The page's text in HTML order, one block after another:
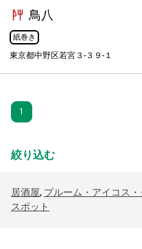
鳥八
紙巻き
東京都中野区若宮３-３９-１
1
絞り込む
居酒屋, プルーム・アイコス
スポット